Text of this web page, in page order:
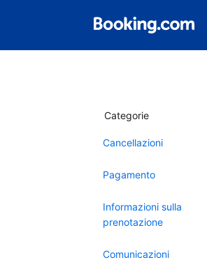
Categorie
Cancellazioni
Pagamento
Informazioni sulla
prenotazione
Comunicazioni